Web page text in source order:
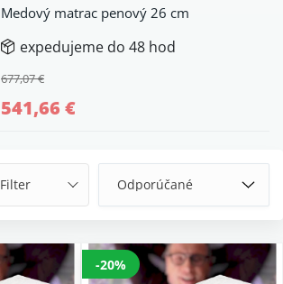
Medový matrac penový 26 cm
expedujeme do 48 hod
677,07 €
541,66 €
Filter
-20%